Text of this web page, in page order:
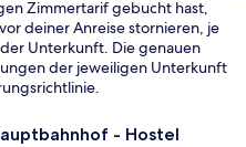
Zimmertarif gebucht hast,
deiner Anreise stornieren, je
Unterkunft. Die genauen
der jeweiligen Unterkunft
- Hostel